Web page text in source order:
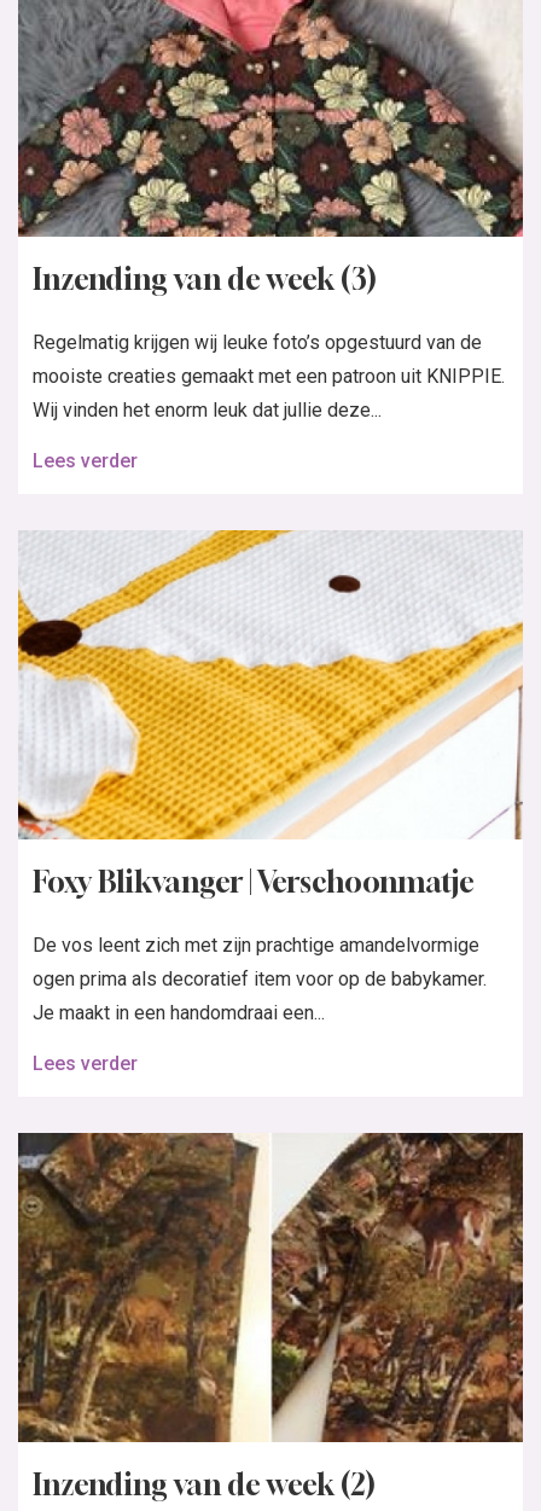
Inzending van de week (3)
Regelmatig krijgen wij leuke foto’s opgestuurd van de
mooiste creaties gemaakt met een patroon uit KNIPPIE.
Wij vinden het enorm leuk dat jullie deze...
Lees verder
Foxy Blikvanger | Verschoonmatje
De vos leent zich met zijn prachtige amandelvormige
ogen prima als decoratief item voor op de babykamer.
Je maakt in een handomdraai een...
Lees verder
Inzending van de week (2)